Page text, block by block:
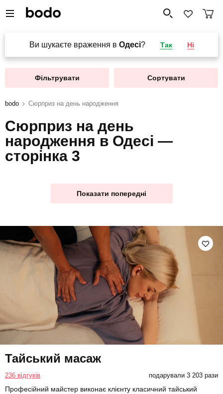
Ви шукаєте враження в Одесі? Так Ні
Фільтрувати Сортувати
bodo Сюрприз на день народження
Сюрприз на день
народження в Одесі —
сторінка 3
Показати попередні
Тайський масаж
236 відгуків подарували 3 203 рази
Професійний майстер виконає клієнту класичний тайський